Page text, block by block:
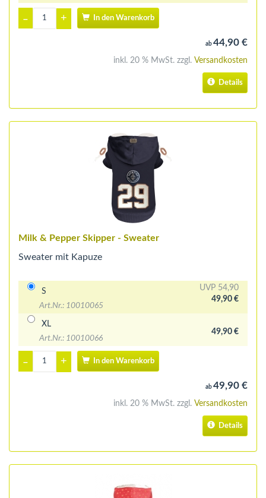
– + In den Warenkorb
ab 44,90 €
inkl. 20 % MwSt. zzgl. Versandkosten
Details
Milk & Pepper Skipper - Sweater
Sweater mit Kapuze
S
Art.Nr.: 10010065
UVP 54,90
49,90 €
XL
Art.Nr.: 10010066
49,90 €
– + In den Warenkorb
ab 49,90 €
inkl. 20 % MwSt. zzgl. Versandkosten
Details